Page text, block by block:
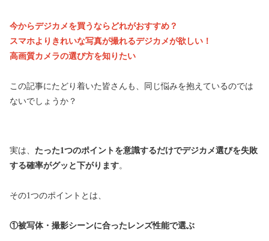
今からデジカメを買うならどれがおすすめ？
スマホよりきれいな写真が撮れるデジカメが欲しい！
高画質カメラの選び方を知りたい
この記事にたどり着いた皆さんも、同じ悩みを抱えているのでは
ないでしょうか？
実は、 たった1つのポイントを意識するだけでデジカメ選びを失敗
する確率がグッと下がります。
その1つのポイントとは、
①被写体・撮影シーンに合ったレンズ性能で選ぶ